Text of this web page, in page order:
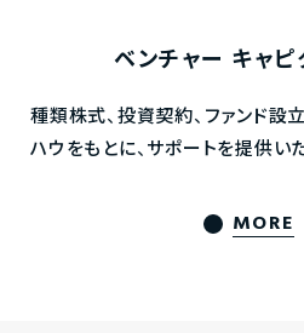
ベンチャー キャ
種類株式、投資契約、ファンド設
ハウをもとに、サポートを提供い
MORE